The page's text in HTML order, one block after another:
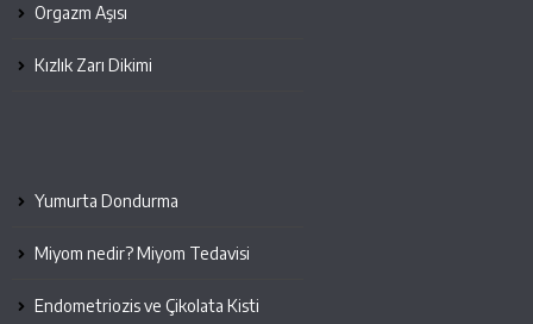
Orgazm Aşısı
Kızlık Zarı Dikimi
Yumurta Dondurma
Miyom nedir? Miyom Tedavisi
Endometriozis ve Çikolata Kisti